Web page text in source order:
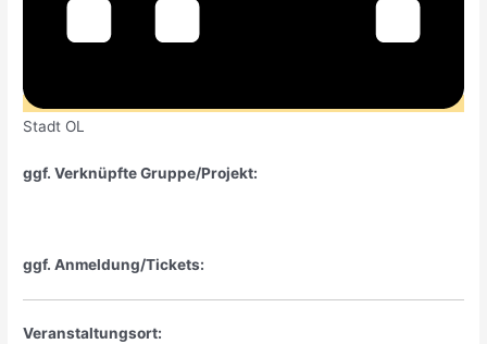
Stadt OL
ggf. Verknüpfte Gruppe/Projekt:
ggf. Anmeldung/Tickets:
Veranstaltungsort: